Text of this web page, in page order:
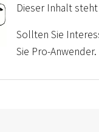
Dieser Inhalt
Sollten Sie
Sie Pro-Anwender.